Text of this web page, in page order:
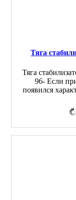
Тяга
Тяга
96- Если
появился